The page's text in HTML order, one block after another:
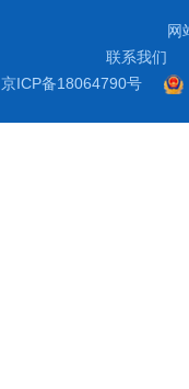
网
联系我们
京ICP备18064790号